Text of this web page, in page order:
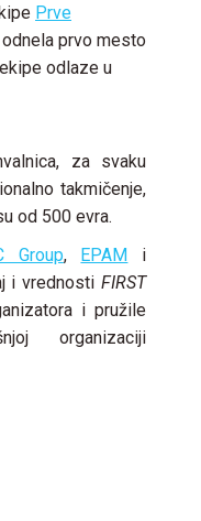
Prve
odnela prvo mesto
odlaze u
za svaku
takmičenje,
od 500 evra.
Group, EPAM i
i vrednosti FIRST
i pružile
organizaciji